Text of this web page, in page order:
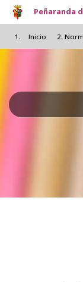
Pasar al
Peñaranda
Inicio